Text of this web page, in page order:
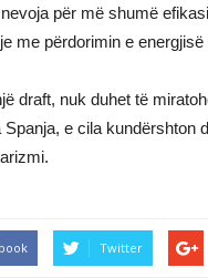
për më shumë
me përdorimin e energjisë
draft, nuk duhet të
Spanja, e cila
Twitter